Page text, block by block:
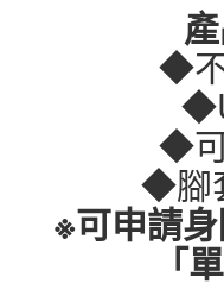
◆
◆
◆腳
※可申請
「